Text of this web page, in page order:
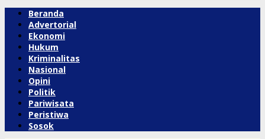
Beranda
Advertorial
Ekonomi
Hukum
Kriminalitas
Nasional
Opini
Politik
Pariwisata
Peristiwa
Sosok